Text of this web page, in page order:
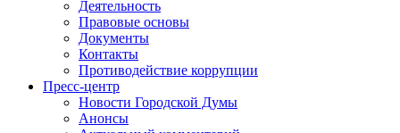
Деятельность
Правовые основы
Документы
Контакты
Противодействие коррупции
Пресс-центр
Новости Городской Думы
Анонсы